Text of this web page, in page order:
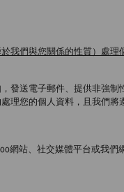
我們與您關係的性質）處理
發送電子郵件、提供非強制
您的個人資料，且我們將
網站、社交媒體平台或我們